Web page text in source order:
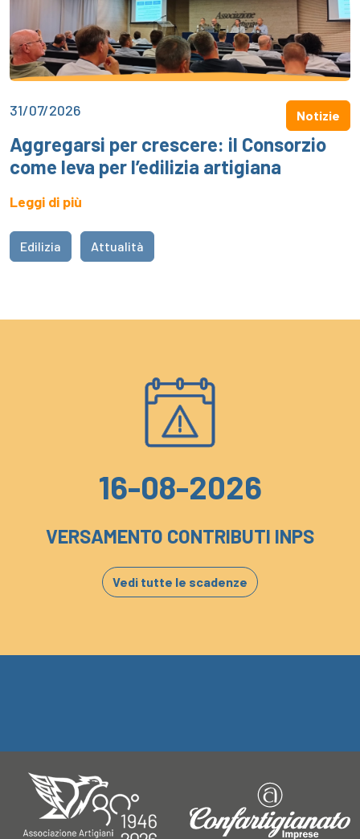
31/07/2026 Notizie
Aggregarsi per crescere: il Consorzio
come leva per l’edilizia artigiana
Leggi di più
Edilizia Attualità
16-08-2026
VERSAMENTO CONTRIBUTI INPS
Vedi tutte le scadenze